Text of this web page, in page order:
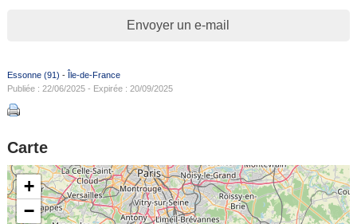
Envoyer un e-mail
Essonne (91) - Île-de-France
Publiée : 22/06/2025 - Expirée : 20/09/2025
Carte
+
−